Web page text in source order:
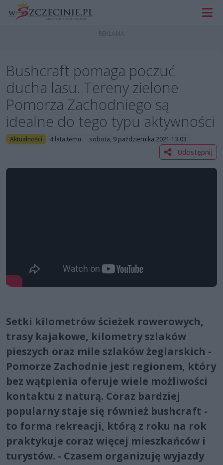
Bushcraft pomaga poczuć
ducha lasu. Tereny zielone
Pomorza Zachodniego są
idealne do tego typu aktywności
Aktualności 4 lata temu sobota, 9 października 2021 13:03
Udostępnij
Setki kilometrów ścieżek rowerowych,
trasy kajakowe, kilometry szlaków
pieszych oraz mile szlaków żeglarskich -
Pomorze Zachodnie jest regionem, który
bez wątpienia oferuje wiele możliwości
kontaktu z naturą. Coraz bardziej
popularny staje się również bushcraft -
to forma rekreacji, którą z roku na rok
praktykuje coraz więcej mieszkańców i
turystów. - Czasem organizuję wyjazdy